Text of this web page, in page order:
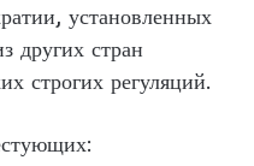
установленных
других стран
строгих регуляций.